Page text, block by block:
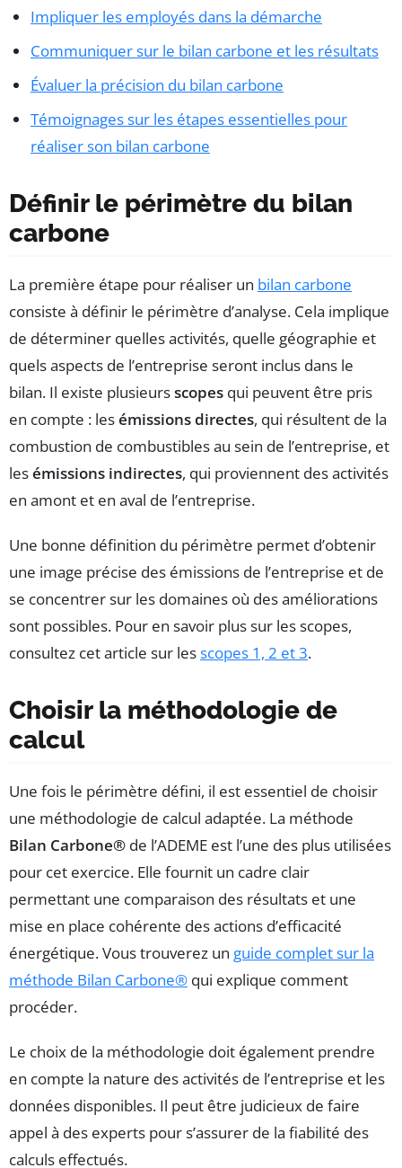
Impliquer les employés dans la démarche
Communiquer sur le bilan carbone et les résultats
Évaluer la précision du bilan carbone
Témoignages sur les étapes essentielles pour
réaliser son bilan carbone
Définir le périmètre du bilan
carbone
La première étape pour réaliser un bilan carbone
consiste à définir le périmètre d’analyse. Cela implique
de déterminer quelles activités, quelle géographie et
quels aspects de l’entreprise seront inclus dans le
bilan. Il existe plusieursscopes qui peuvent être pris
en compte : lesémissions directes, qui résultent de la
combustion de combustibles au sein de l’entreprise, et
lesémissions indirectes, qui proviennent des activités
en amont et en aval de l’entreprise.
Une bonne définition du périmètre permet d’obtenir
une image précise des émissions de l’entreprise et de
se concentrer sur les domaines où des améliorations
sont possibles. Pour en savoir plus sur les scopes,
consultez cet article sur lesscopes 1, 2 et 3.
Choisir la méthodologie de
calcul
Une fois le périmètre défini, il est essentiel de choisir
une méthodologie de calcul adaptée. La méthode
Bilan Carbone® de l’ADEME est l’une des plus utilisées
pour cet exercice. Elle fournit un cadre clair
permettant une comparaison des résultats et une
mise en place cohérente des actions d’efficacité
énergétique. Vous trouverez un guide complet sur la
méthode Bilan Carbone® qui explique comment
procéder.
Le choix de la méthodologie doit également prendre
en compte la nature des activités de l’entreprise et les
données disponibles. Il peut être judicieux de faire
appel à des experts pour s’assurer de la fiabilité des
calculs effectués.